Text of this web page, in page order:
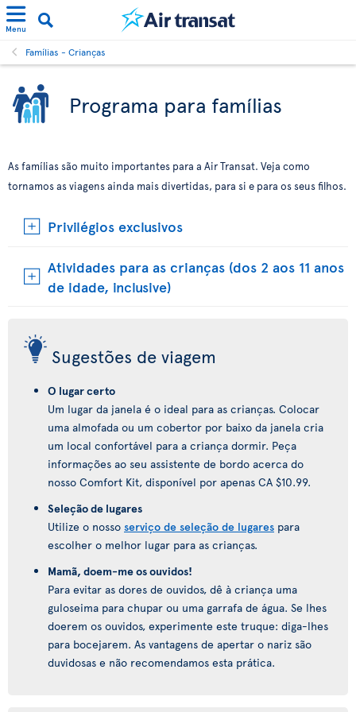
Menu
Famílias - Crianças
Programa para famílias
As famílias são muito importantes para a Air Transat. Veja como
tornamos as viagens ainda mais divertidas, para si e para os seus filhos.
Privilégios exclusivos
Atividades para as crianças (dos 2 aos 11 anos
de idade, inclusive)
Sugestões de viagem
O lugar certo
Um lugar da janela é o ideal para as crianças. Colocar
uma almofada ou um cobertor por baixo da janela cria
um local confortável para a criança dormir. Peça
informações ao seu assistente de bordo acerca do
nosso Comfort Kit, disponível por apenas CA $10.99.
Seleção de lugares
Utilize o nosso serviço de seleção de lugares para
escolher o melhor lugar para as crianças.
Mamã, doem-me os ouvidos!
Para evitar as dores de ouvidos, dê à criança uma
guloseima para chupar ou uma garrafa de água. Se lhes
doerem os ouvidos, experimente este truque: diga-lhes
para bocejarem. As vantagens de apertar o nariz são
duvidosas e não recomendamos esta prática.